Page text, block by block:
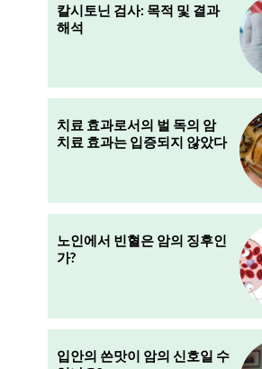
칼시토닌 검사: 목적 및 결과
해석
치료 효과로서의 벌 독의 암
치료 효과는 입증되지 않았다
노인에서 빈혈은 암의 징후인
가?
입안의 쓴맛이 암의 신호일 수